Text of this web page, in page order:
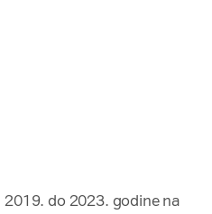
do 2023. godine na